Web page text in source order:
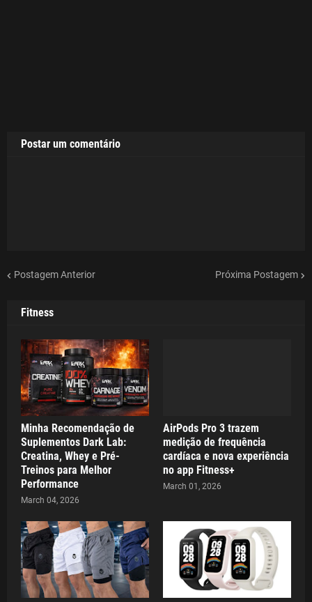
Postar um comentário
Postagem Anterior Próxima Postagem
Fitness
Minha Recomendação de
Suplementos Dark Lab:
Creatina, Whey e Pré-
Treinos para Melhor
Performance
March 04, 2026
AirPods Pro 3 trazem
medição de frequência
cardíaca e nova experiência
no app Fitness+
March 01, 2026